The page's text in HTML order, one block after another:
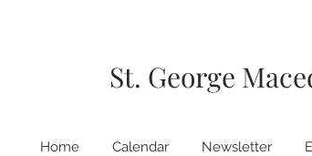
St. George
Home Calendar Newsletter